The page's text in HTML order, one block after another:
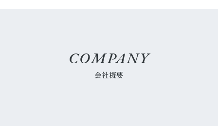
会社概要
COMPANY